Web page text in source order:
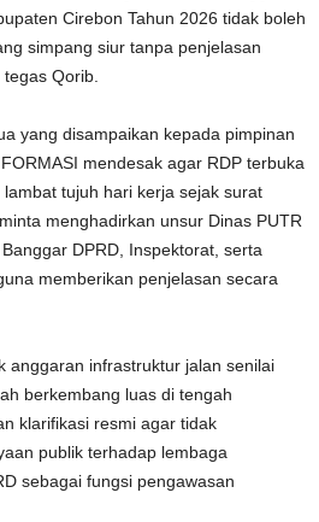
Cirebon Tahun 2026 tidak boleh
simpang siur tanpa penjelasan
Qorib.
yang disampaikan kepada pimpinan
mendesak agar RDP terbuka
tujuh hari kerja sejak surat
menghadirkan unsur Dinas PUTR
DPRD, Inspektorat, serta
memberikan penjelasan secara
anggaran infrastruktur jalan senilai
berkembang luas di tengah
klarifikasi resmi agar tidak
publik terhadap lembaga
sebagai fungsi pengawasan